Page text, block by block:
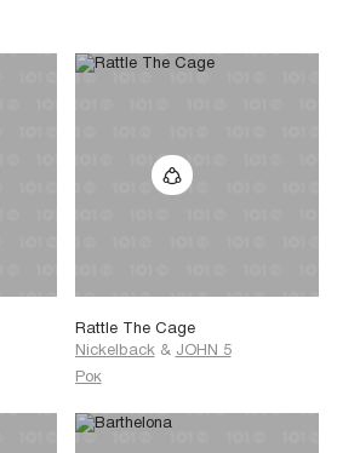
Rattle The Cage
Nickelback & JOHN 5
Рок